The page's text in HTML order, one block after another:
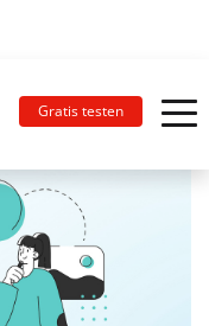
Gratis testen